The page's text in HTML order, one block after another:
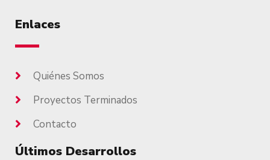
Enlaces
Quiénes Somos
Proyectos Terminados
Contacto
Últimos Desarrollos